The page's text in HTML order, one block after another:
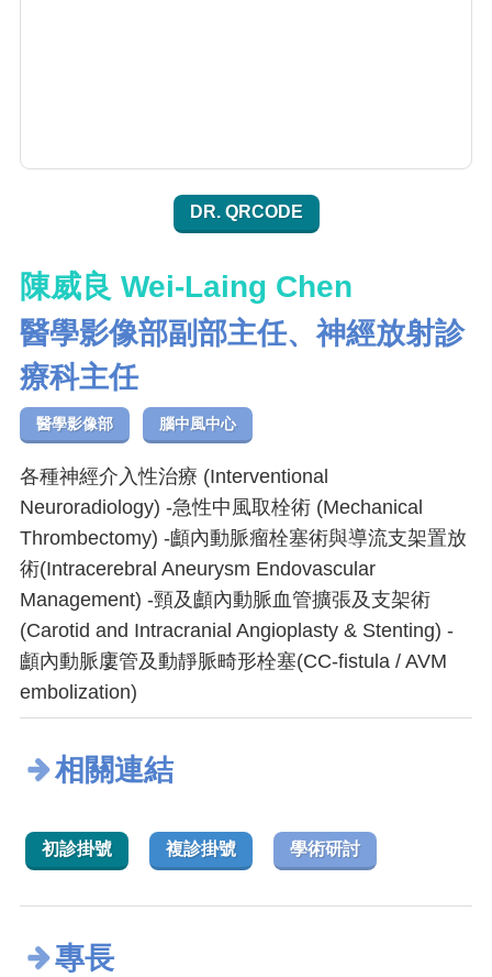
DR. QRCODE
陳威良 Wei-Laing Chen
醫學影像部副部主任、神經放射診
療科主任
醫學影像部 腦中風中心
各種神經介入性治療 (Interventional
Neuroradiology) -急性中風取栓術 (Mechanical
Thrombectomy) -顱內動脈瘤栓塞術與導流支架置放
術(Intracerebral Aneurysm Endovascular
Management) -頸及顱內動脈血管擴張及支架術
(Carotid and Intracranial Angioplasty & Stenting) -
顱內動脈廔管及動靜脈畸形栓塞(CC-fistula / AVM
embolization)
相關連結
初診掛號 複診掛號 學術研討
專長